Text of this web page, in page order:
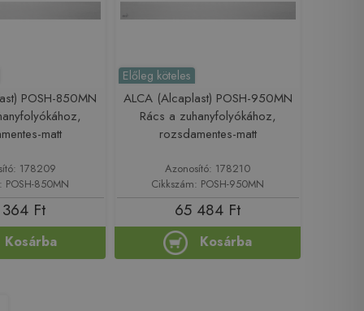
POSH-850MN
matt
178209
POSH-850MN
Ft
Kosárba
Előleg köteles
ALCA (Alcaplast) POSH-950MN
Rács a zuhanyfolyókához,
rozsdamentes-matt
Azonosító: 178210
Cikkszám: POSH-950MN
65 484 Ft
Kosárba